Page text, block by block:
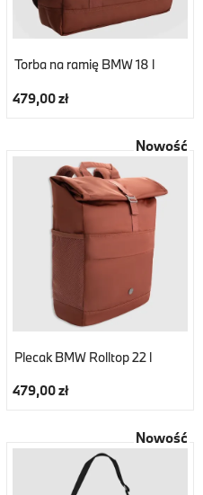
Torba na ramię BMW 18 l
479,00 zł
Nowość
Plecak BMW Rolltop 22 l
479,00 zł
Nowość